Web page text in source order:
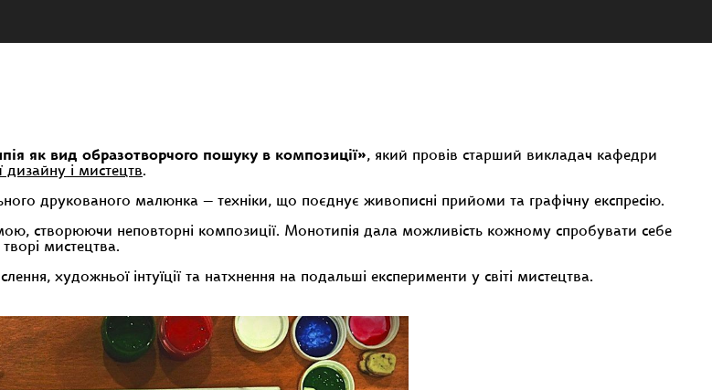
як вид образотворчого пошуку в композиції», який провів старший викладач кафедри
дизайну і мистецтв.
друкованого малюнка — техніки, що поєднує живописні прийоми та графічну експресію.
створюючи неповторні композиції. Монотипія дала можливість кожному спробувати себе
мистецтва.
художньої інтуїції та натхнення на подальші експерименти у світі мистецтва.